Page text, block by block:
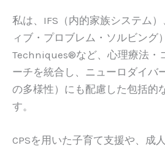
私は、IFS（内的家族システム
ィブ・プロブレム・ソルビング
Techniques®など、心理療法・
ーチを統合し、ニューロダイバ
の多様性）にも配慮した包括的
す。
CPSを用いた子育て支援や、成